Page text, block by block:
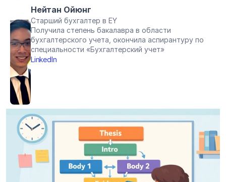
Нейтан Ойюнг
Старший бухгалтер в EY
Получила степень бакалавра в области
бухгалтерского учета, окончила аспирантуру по
специальности «Бухгалтерский учет»
LinkedIn